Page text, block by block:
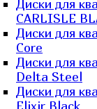
Диски для
CARLISLE
Диски для
Core
Диски для
Delta Steel
Диски для
Elixir Black